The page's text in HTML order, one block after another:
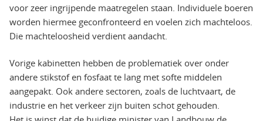
voor zeer ingrijpende maatregelen staan. Individuele boeren
worden hiermee geconfronteerd en voelen zich machteloos.
Die machteloosheid verdient aandacht.
Vorige kabinetten hebben de problematiek over onder
andere stikstof en fosfaat te lang met softe middelen
aangepakt. Ook andere sectoren, zoals de luchtvaart, de
industrie en het verkeer zijn buiten schot gehouden.